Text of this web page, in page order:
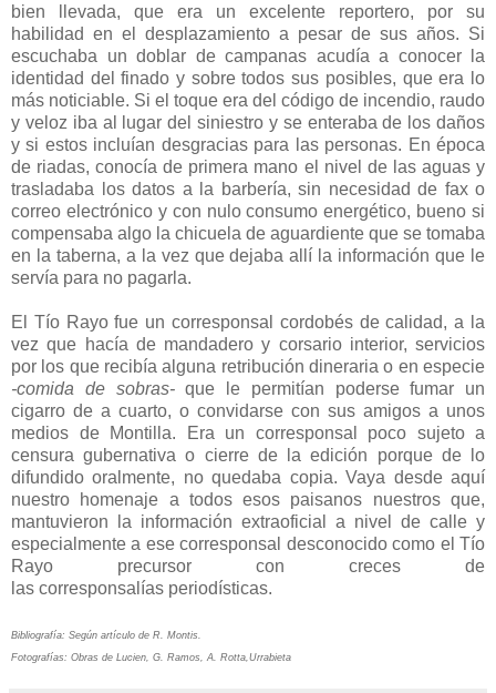
bien llevada, que era un excelente reportero, por su
habilidad en el desplazamiento a pesar de sus años. Si
escuchaba un doblar de campanas acudía a conocer la
identidad del finado y sobre todos sus posibles, que era lo
más noticiable. Si el toque era del código de incendio, raudo
y veloz iba al lugar del siniestro y se enteraba de los daños
y si estos incluían desgracias para las personas. En época
de riadas, conocía de primera mano el nivel de las aguas y
trasladaba los datos a la barbería, sin necesidad de fax o
correo electrónico y con nulo consumo energético, bueno si
compensaba algo la chicuela de aguardiente que se tomaba
en la taberna, a la vez que dejaba allí la información que le
servía para no pagarla.
El Tío Rayo fue un corresponsal cordobés de calidad, a la
vez que hacía de mandadero y corsario interior, servicios
por los que recibía alguna retribución dineraria o en especie
-comida de sobras-que le permitían poderse fumar un
cigarro de a cuarto, o convidarse con sus amigos a unos
medios de Montilla. Era un corresponsal poco sujeto a
censura gubernativa o cierre de la edición porque de lo
difundido oralmente, no quedaba copia. Vaya desde aquí
nuestro homenaje a todos esos paisanos nuestros que,
mantuvieron la información extraoficial a nivel de calle y
especialmente a ese corresponsal desconocido como el Tío
Rayo precursor con creces de
las corresponsalías periodísticas.
Bibliografía: Según artículo de R. Montis.
Fotografías: Obras de Lucien, G. Ramos, A. Rotta,Urrabieta